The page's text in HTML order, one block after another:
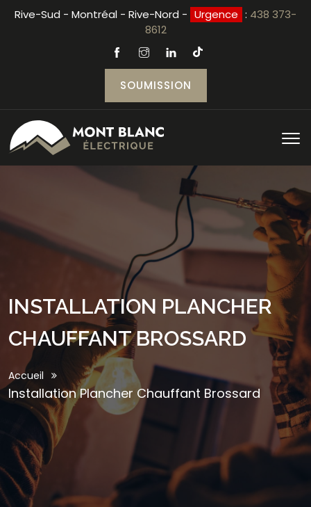
Rive-Sud - Montréal - Rive-Nord - Urgence : 438 373-
8612
SOUMISSION
INSTALLATION PLANCHER
CHAUFFANT BROSSARD
Accueil
Installation Plancher Chauffant Brossard